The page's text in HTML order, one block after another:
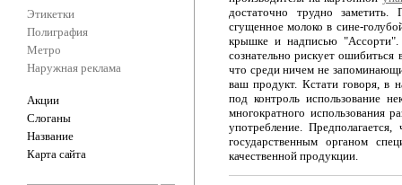
Этикетки
Полиграфия
Метро
Наружная реклама
Акции
Слоганы
Название
Карта сайта
достаточно трудно
сгущенное молоко в сине-
крышке и надписью "Ассорти".
сознательно рискует ошибиться
что среди ничем не
ваш продукт. Кстати говоря, в
под контроль использование
многократного использования
употребление.
государственным органом
качественной продукции.